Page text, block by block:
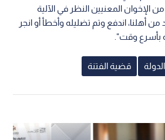
الإخوان المعنيين النظر في الآلية
أهلنا، اندفع وتم تضليله وأخطأ أو انجر
بأسرع وقت".
قضية الفتنة